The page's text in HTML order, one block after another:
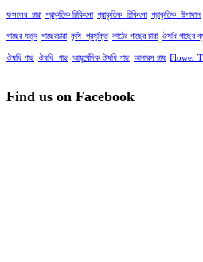
ফসলের_চারা প্রাকৃতিক চিকিৎসা প্রাকৃতিক_চিকিৎসা প্রাকৃতিক_উপাদান
গাছের যত্ন গাছেরচারা কৃষি_প্রযুক্তি কাঠের গাছের চারা ঔষধি গাছের
ঔষধি গাছ ঔষধি_গাছ আয়ুর্বেদিক ঔষধি গাছ আনারস চাষ Flower
Find us on Facebook